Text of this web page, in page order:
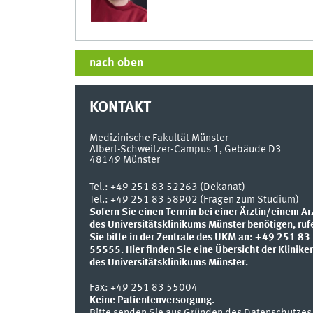
nach oben
KONTAKT
Medizinische Fakultät Münster
Albert-Schweitzer-Campus 1, Gebäude D3
48149 Münster
Tel.: +49 251 83 52263 (Dekanat)
Tel.: +49 251 83 58902 (Fragen zum Studium)
Sofern Sie einen Termin bei einer Ärztin/einem
des Universitätsklinikums Münster benötigen,
Sie bitte in der Zentrale des UKM an: +49 251 83
55555. Hier finden Sie eine Übersicht der
des Universitätsklinikums Münster.
Fax: +49 251 83 55004
Keine Patientenversorgung.